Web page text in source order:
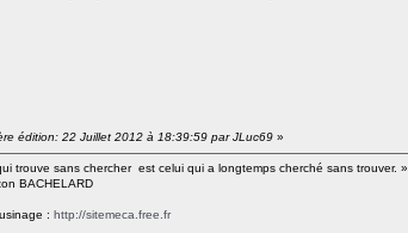
édition: 22 Juillet 2012 à 18:39:59 par JLuc69 »
trouve sans chercher est celui qui a longtemps cherché sans trouver. »
BACHELARD
: http://sitemeca.free.fr